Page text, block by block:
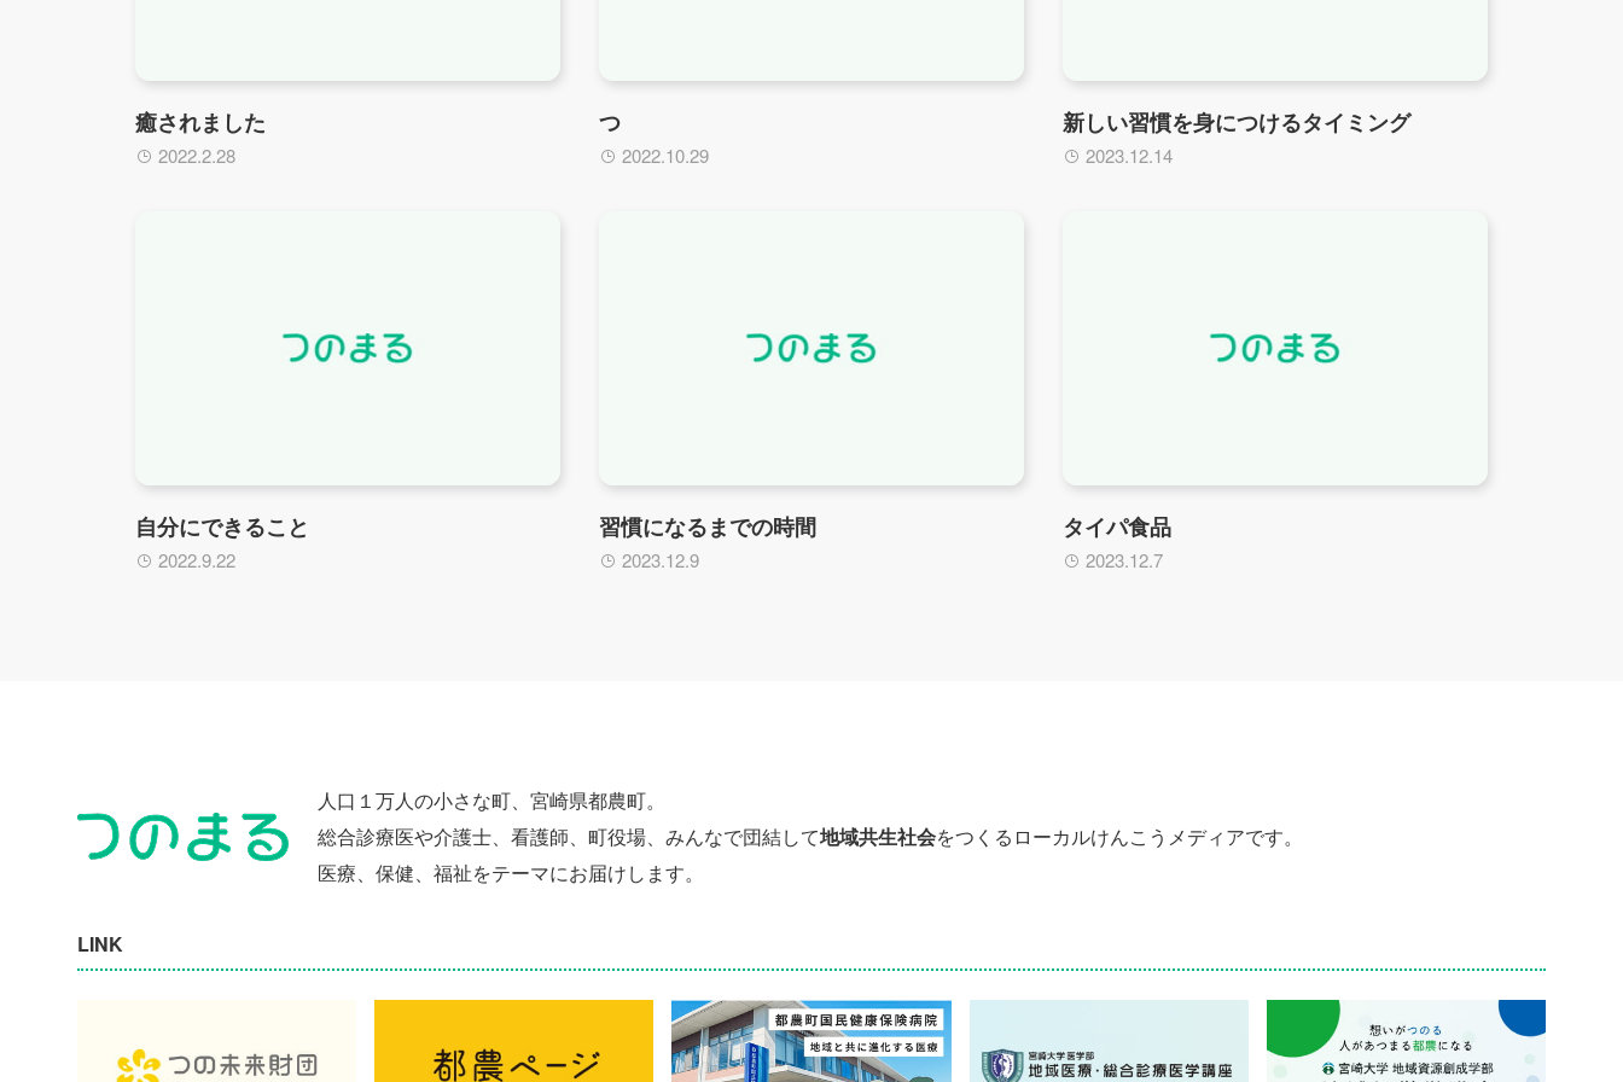
癒されました
2022.2.28
つ
2022.10.29
新しい習慣を身につけるタイミング
2023.12.14
自分にできること
2022.9.22
習慣になるまでの時間
2023.12.9
タイパ食品
2023.12.7
人口１万人の小さな町、宮崎県都農町。
総合診療医や介護士、看護師、町役場、みんなで団結して地域共生社会をつくるローカルけんこうメディアです。
医療、保健、福祉をテーマにお届けします。
LINK